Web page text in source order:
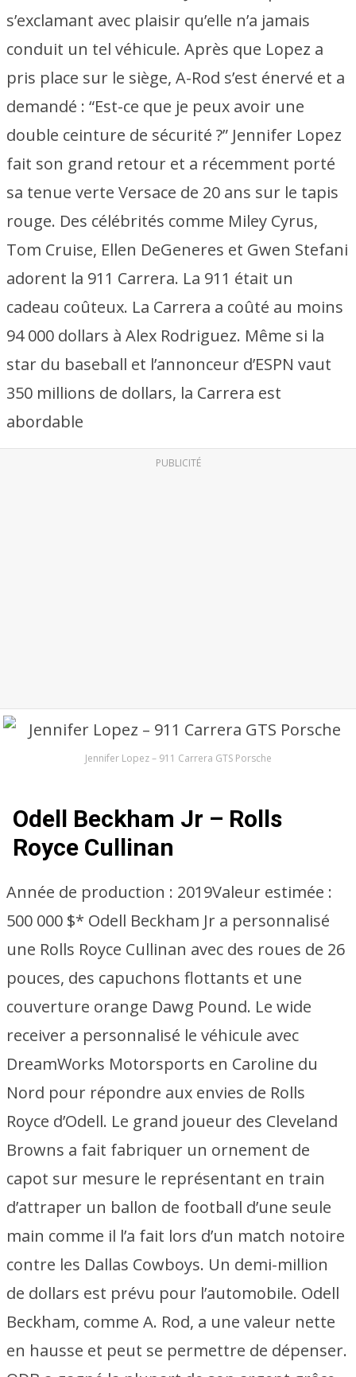
s’exclamant avec plaisir qu’elle n’a jamais
conduit un tel véhicule. Après que Lopez a
pris place sur le siège, A-Rod s’est énervé et a
demandé : “Est-ce que je peux avoir une
double ceinture de sécurité ?” Jennifer Lopez
fait son grand retour et a récemment porté
sa tenue verte Versace de 20 ans sur le tapis
rouge. Des célébrités comme Miley Cyrus,
Tom Cruise, Ellen DeGeneres et Gwen Stefani
adorent la 911 Carrera. La 911 était un
cadeau coûteux. La Carrera a coûté au moins
94 000 dollars à Alex Rodriguez. Même si la
star du baseball et l’annonceur d’ESPN vaut
350 millions de dollars, la Carrera est
abordable
PUBLICITÉ
Jennifer Lopez – 911 Carrera GTS Porsche
Odell Beckham Jr – Rolls
Royce Cullinan
Année de production : 2019Valeur estimée :
500 000 $* Odell Beckham Jr a personnalisé
une Rolls Royce Cullinan avec des roues de 26
pouces, des capuchons flottants et une
couverture orange Dawg Pound. Le wide
receiver a personnalisé le véhicule avec
DreamWorks Motorsports en Caroline du
Nord pour répondre aux envies de Rolls
Royce d’Odell. Le grand joueur des Cleveland
Browns a fait fabriquer un ornement de
capot sur mesure le représentant en train
d’attraper un ballon de football d’une seule
main comme il l’a fait lors d’un match notoire
contre les Dallas Cowboys. Un demi-million
de dollars est prévu pour l’automobile. Odell
Beckham, comme A. Rod, a une valeur nette
en hausse et peut se permettre de dépenser.